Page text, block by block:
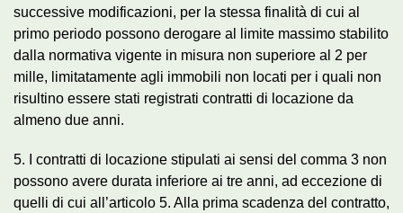
successive modificazioni, per la stessa finalità di cui al
primo periodo possono derogare al limite massimo stabilito
dalla normativa vigente in misura non superiore al 2 per
mille, limitatamente agli immobili non locati per i quali non
risultino essere stati registrati contratti di locazione da
almeno due anni.
5. I contratti di locazione stipulati ai sensi del comma 3 non
possono avere durata inferiore ai tre anni, ad eccezione di
quelli di cui all’articolo 5. Alla prima scadenza del contratto,